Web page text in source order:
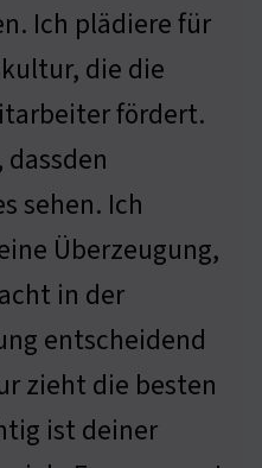
Ich plädiere für
die die
fördert.
sehen. Ich
Überzeugung,
in der
entscheidend
zieht die besten
ist deiner